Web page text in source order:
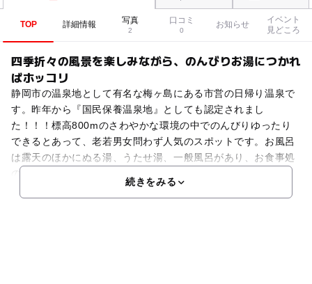
TOP 詳細情報 写真
2
口コミ
0
お知らせ
イベント
見どころ
四季折々の風景を楽しみながら、のんびりお湯につかれ
ばホッコリ
静岡市の温泉地として有名な梅ヶ島にある市営の日帰り温泉で
す。昨年から『国民保養温泉地』としても認定されまし
た！！！標高800mのさわやかな環境の中でのんびりゆったり
できるとあって、老若男女問わず人気のスポットです。お風呂
は露天のほかにぬる湯、うたせ湯、一般風呂があり、お食事処
の黄
続きをみる